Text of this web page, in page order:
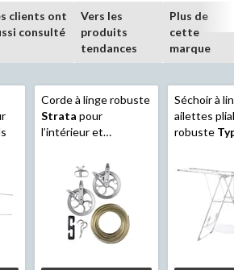
clients ont
consulté
Vers les
produits
tendances
Plus de
cette
marque
Corde à linge robuste
Strata pour
l’intérieur et
Séchoir à
ailettes
robuste